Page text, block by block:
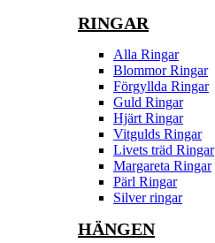
RINGAR
Alla Ringar
Blommor Ringar
Förgyllda Ringar
Guld Ringar
Hjärt Ringar
Vitgulds Ringar
Livets träd Ringar
Margareta Ringar
Pärl Ringar
Silver ringar
HÄNGEN